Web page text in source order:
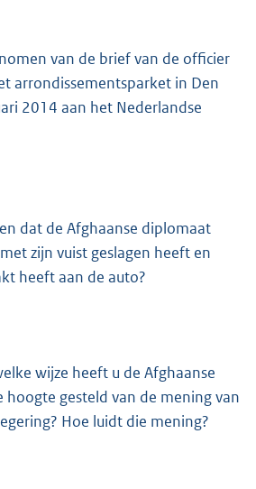
van de brief van de officier
arrondissementsparket in Den
2014 aan het Nederlandse
dat de Afghaanse diplomaat
zijn vuist geslagen heeft en
heeft aan de auto?
wijze heeft u de Afghaanse
hoogte gesteld van de mening van
Hoe luidt die mening?